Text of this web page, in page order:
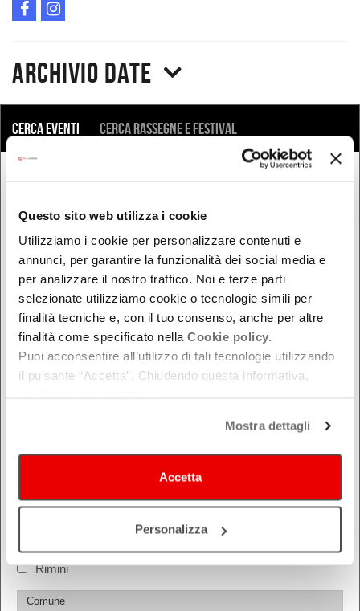
Questo sito web utilizza i cookie
Utilizziamo i cookie per personalizzare contenuti e
annunci, per garantire la funzionalità dei social media e
per analizzare il nostro traffico. Noi e terze parti
selezionate utilizziamo cookie o tecnologie simili per
finalità tecniche e, con il tuo consenso, anche per altre
finalità come specificato nella Cookie policy.
Puoi acconsentire all’utilizzo di tali tecnologie utilizzando
il pulsante “Accetta”. Chiudendo questa informativa,
Mostra dettagli
Accetta
Personalizza
Archivio date
COSA
Cerca eventi Cerca rassegne e festival
Oggi
Da oggi in poi
Nel week-end
dal - al
DOVE
Bologna
Modena
Piacenza
Rimini